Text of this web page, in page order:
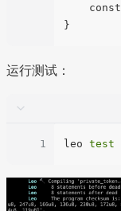
运行测试：
1 leo test